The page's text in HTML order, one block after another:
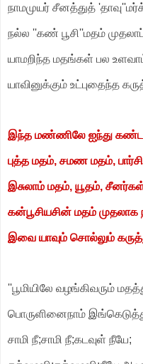
நாமமுயர் சீனத்துத்
நல்ல ''கண் பூசி''மதம்
யாமறிந்த மதங்கள் பல
யாவினுக்கும் உட்புதைந்த
இந்த மண்ணிலே ஐந்து
புத்த மதம், சமண மதம்,
இசுலாம் மதம், யூதம், சீனர்கள்
கன்பூசியசின் மதம் முதலாக
இவை யாவும் சொல்லும்
''பூமியிலே வழங்கிவரும்
பொருளினைநாம்
சாமி நீ;சாமி நீ;கடவுள் நீயே;